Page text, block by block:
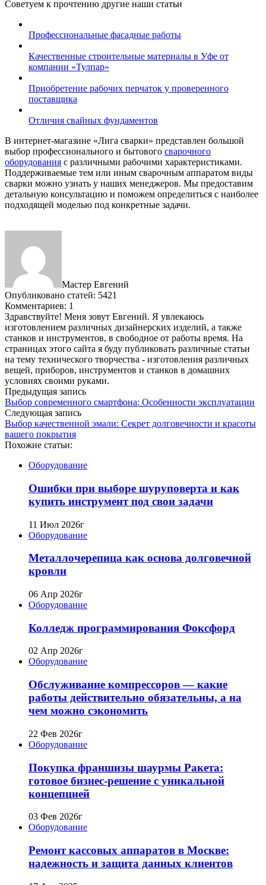
Советуем к прочтению другие наши статьи
Профессиональные фасадные работы
Качественные строительные материалы в Уфе от
компании «Тулпар»
Приобретение рабочих перчаток у проверенного
поставщика
Отличия свайных фундаментов
В интернет-магазине «Лига сварки» представлен большой
выбор профессионального и бытового сварочного
оборудования с различными рабочими характеристиками.
Поддерживаемые тем или иным сварочным аппаратом виды
сварки можно узнать у наших менеджеров. Мы предоставим
детальную консультацию и поможем определиться с наиболее
подходящей моделью под конкретные задачи.
Мастер Евгений
Опубликовано статей: 5421
Комментариев: 1
Здравствуйте! Меня зовут Евгений. Я увлекаюсь
изготовлением различных дизайнерских изделий, а также
станков и инструментов, в свободное от работы время. На
страницах этого сайта я буду публиковать различные статьи
на тему технического творчества - изготовления различных
вещей, приборов, инструментов и станков в домашних
условиях своими руками.
Предыдущая запись
Выбор современного смартфона: Особенности эксплуатации
Следующая запись
Выбор качественной эмали: Секрет долговечности и красоты
вашего покрытия
Похожие статьи:
Оборудование
Ошибки при выборе шуруповерта и как
купить инструмент под свои задачи
11 Июл 2026г
Оборудование
Металлочерепица как основа долговечной
кровли
06 Апр 2026г
Оборудование
Колледж программирования Фоксфорд
02 Апр 2026г
Оборудование
Обслуживание компрессоров — какие
работы действительно обязательны, а на
чем можно сэкономить
22 Фев 2026г
Оборудование
Покупка франшизы шаурмы Ракета:
готовое бизнес-решение с уникальной
концепцией
03 Фев 2026г
Оборудование
Ремонт кассовых аппаратов в Москве:
надежность и защита данных клиентов